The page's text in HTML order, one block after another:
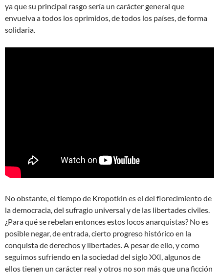
ya que su principal rasgo sería un carácter general que
envuelva a todos los oprimidos, de todos los países, de forma
solidaria.
No obstante, el tiempo de Kropotkin es el del florecimiento de
la democracia, del sufragio universal y de las libertades civiles.
¿Para qué se rebelan entonces estos locos anarquistas? No es
posible negar, de entrada, cierto progreso histórico en la
conquista de derechos y libertades. A pesar de ello, y como
seguimos sufriendo en la sociedad del siglo XXI, algunos de
ellos tienen un carácter real y otros no son más que una ficción